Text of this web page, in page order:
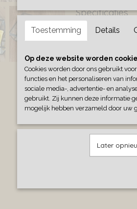
Specificaties
Afmetingen (l,b,h)
Omschrijving
Toestemming Details
Op deze website worden
Cookies worden door ons gebruikt
functies en het personaliseren van
sociale media-, advertentie- en
gebruikt. Zij kunnen deze informatie
mogelijk hebben verzameld door uw
Later